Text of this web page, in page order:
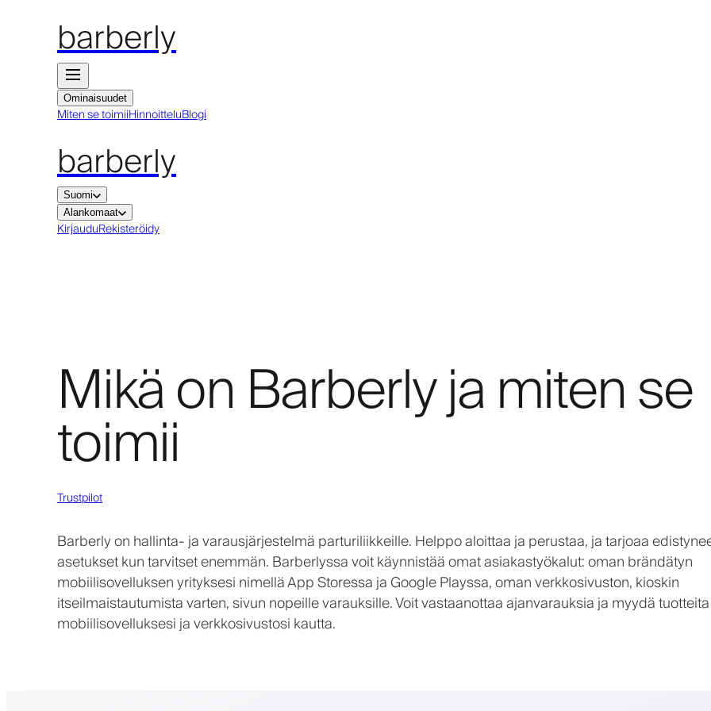
barberly
Ominaisuudet
Miten se toimiiHinnoitteluBlogi
barberly
Suomi
Alankomaat
KirjauduRekisteröidy
Mikä on Barberly ja miten se
toimii
Trustpilot
Barberly on hallinta- ja varausjärjestelmä parturiliikkeille. Helppo aloittaa ja perustaa, ja tarjoaa
asetukset kun tarvitset enemmän. Barberlyssa voit käynnistää omat asiakastyökalut: oman brändätyn
mobiilisovelluksen yrityksesi nimellä App Storessa ja Google Playssa, oman verkkosivuston, kioskin
itseilmaistautumista varten, sivun nopeille varauksille. Voit vastaanottaa ajanvarauksia ja myydä tuotteita
mobiilisovelluksesi ja verkkosivustosi kautta.